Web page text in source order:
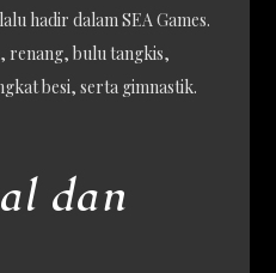
hadir dalam SEA Games.
renang, bulu tangkis,
besi, serta gimnastik.
dan